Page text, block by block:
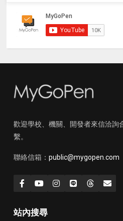
歡迎學校、機關、開發者來信洽詢
繫。
聯絡信箱： public@mygopen.com
站內搜尋